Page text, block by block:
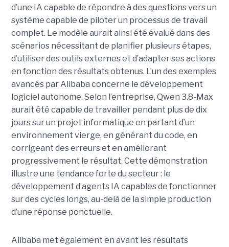
d’une IA capable de répondre à des questions vers un
système capable de piloter un processus de travail
complet. Le modèle aurait ainsi été évalué dans des
scénarios nécessitant de planifier plusieurs étapes,
d’utiliser des outils externes et d’adapter ses actions
en fonction des résultats obtenus. L’un des exemples
avancés par Alibaba concerne le développement
logiciel autonome. Selon l’entreprise, Qwen 3.8-Max
aurait été capable de travailler pendant plus de dix
jours sur un projet informatique en partant d’un
environnement vierge, en générant du code, en
corrigeant des erreurs et en améliorant
progressivement le résultat. Cette démonstration
illustre une tendance forte du secteur : le
développement d’agents IA capables de fonctionner
sur des cycles longs, au-delà de la simple production
d’une réponse ponctuelle.
Alibaba met également en avant les résultats